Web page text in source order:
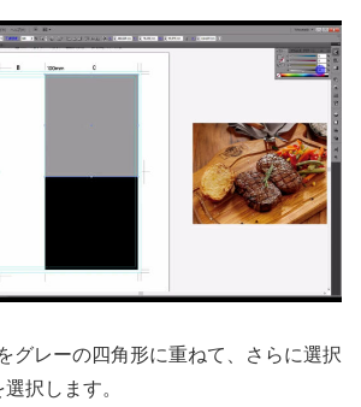
グレーの四角形に重ねて、さらに選択
択します。